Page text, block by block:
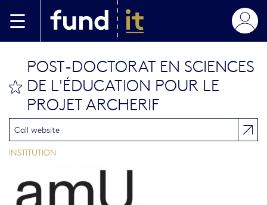
bookmark this
POST-DOCTORAT EN SCIENCES
DE L'ÉDUCATION POUR LE
PROJET ARCHERIF
Call website
INSTITUTION